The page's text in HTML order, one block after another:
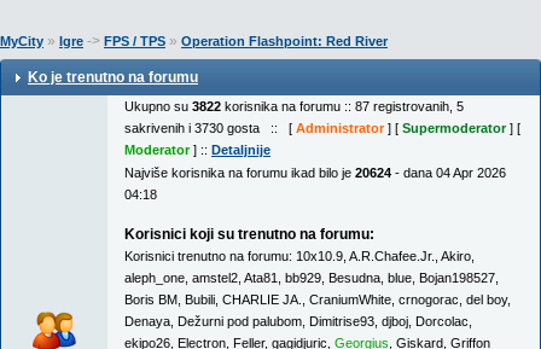
MyCity » Igre -> FPS / TPS » Operation Flashpoint: Red River
Ko je trenutno na forumu
Ukupno su 3822 korisnika na forumu :: 87 registrovanih, 5
sakrivenih i 3730 gosta :: [ Administrator] [ Supermoderator] [
Moderator] :: Detaljnije
Najviše korisnika na forumu ikad bilo je 20624 - dana 04 Apr 2026
04:18
Korisnici koji su trenutno na forumu:
Korisnici trenutno na forumu: 10x10.9 A.R.Chafee.Jr. Akiro
aleph_one amstel2 Ata81 bb929 Besudna blue Bojan198527
Boris BM Bubili CHARLIE JA. CraniumWhite crnogorac del boy,
Denaya Dežurni pod palubom Dimitrise93 djboj Dorcolac
ekipo26 Electron Feller, gagidjuric Georgius Giskard Griffon